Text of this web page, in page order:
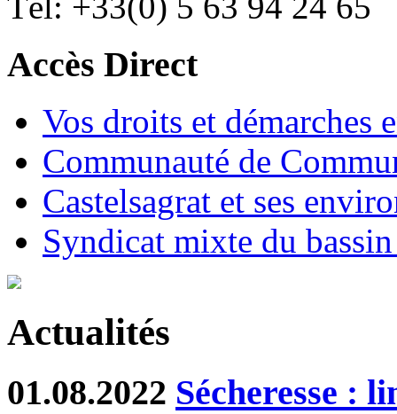
Accès Direct
Vos droits et démarches
Communauté de
Castelsagrat et ses
Syndicat mixte du
Actualités
01.08.2022 Sécheresse :